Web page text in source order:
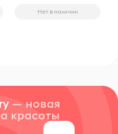
Нет в наличии
— новая
красоты